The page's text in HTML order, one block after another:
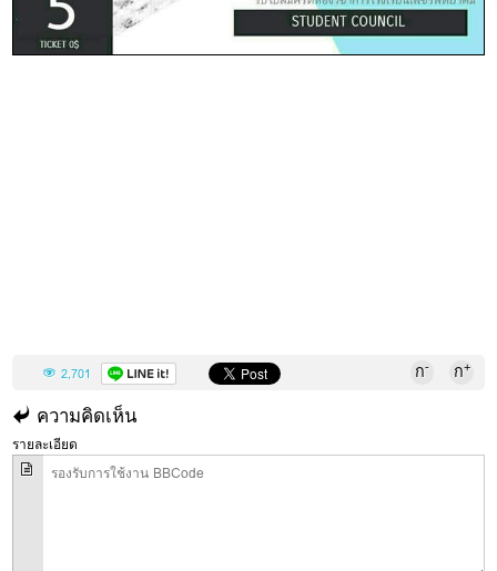
2,701 ก- ก+
ความคิดเห็น
รายละเอียด